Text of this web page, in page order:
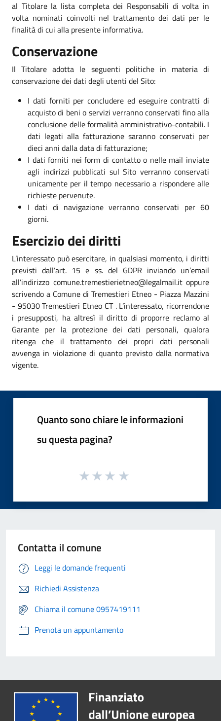
al Titolare la lista completa dei Responsabili di volta in
volta nominati coinvolti nel trattamento dei dati per le
finalità di cui alla presente informativa.
Conservazione
Il Titolare adotta le seguenti politiche in materia di
conservazione dei dati degli utenti del Sito:
I dati forniti per concludere ed eseguire contratti di
acquisto di beni o servizi verranno conservati fino alla
conclusione delle formalità amministrativo-contabili. I
dati legati alla fatturazione saranno conservati per
dieci anni dalla data di fatturazione;
I dati forniti nei form di contatto o nelle mail inviate
agli indirizzi pubblicati sul Sito verranno conservati
unicamente per il tempo necessario a rispondere alle
richieste pervenute.
I dati di navigazione verranno conservati per 60
giorni.
Esercizio dei diritti
L’interessato può esercitare, in qualsiasi momento, i diritti
previsti dall’art. 15 e ss. del GDPR inviando un’email
all’indirizzo comune.tremestierietneo@legalmail.it oppure
scrivendo a Comune di Tremestieri Etneo - Piazza Mazzini
- 95030 Tremestieri Etneo CT . L’interessato, ricorrendone
i presupposti, ha altresì il diritto di proporre reclamo al
Garante per la protezione dei dati personali, qualora
ritenga che il trattamento dei propri dati personali
avvenga in violazione di quanto previsto dalla normativa
vigente.
Quanto sono chiare le informazioni
su questa pagina?
Contatta il comune
Leggi le domande frequenti
Richiedi Assistenza
Chiama il comune 0957419111
Prenota un appuntamento